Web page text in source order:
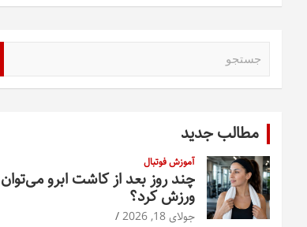
مطالب جدید
آموزش فوتبال
چند روز بعد از کاشت ابرو می‌توان
ورزش کرد؟
جولای 18, 2026